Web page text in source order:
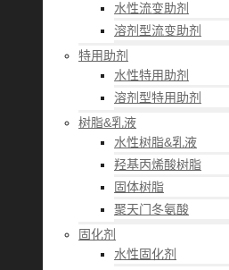
水性流变助剂
溶剂型流变助剂
特用助剂
水性特用助剂
溶剂型特用助剂
树脂&乳液
水性树脂&乳液
羟基丙烯酸树脂
固体树脂
聚天门冬氨酸
固化剂
水性固化剂